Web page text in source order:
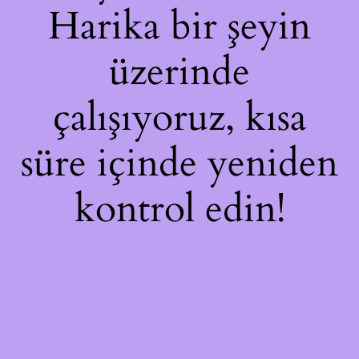
Harika bir şeyin
üzerinde
çalışıyoruz, kısa
süre içinde yeniden
kontrol edin!